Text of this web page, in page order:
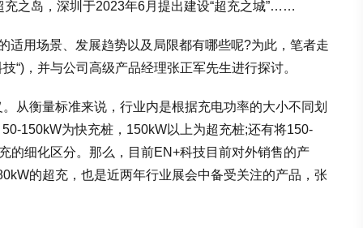
充之岛，深圳于2023年6月提出建设“超充之城”……
适用场景、发展趋势以及局限都有哪些呢?为此，笔者走
“)，并与公司高级产品经理张正军先生进行探讨。
从衡量标准来说，行业内是根据充电功率的大小不同划
150kW为快充桩，150kW以上为超充桩;还有将150-
的细化区分。那么，目前EN+科技目前对外销售的产
的超充，也是近两年行业展会中备受关注的产品，张